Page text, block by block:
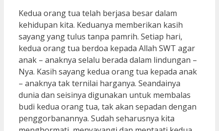
Kedua orang tua telah berjasa besar dalam
kehidupan kita. Keduanya memberikan kasih
sayang yang tulus tanpa pamrih. Setiap hari,
kedua orang tua berdoa kepada Allah SWT agar
anak – anaknya selalu berada dalam lindungan –
Nya. Kasih sayang kedua orang tua kepada anak
– anaknya tak ternilai harganya. Seandainya
dunia dan seisinya digunakan untuk membalas
budi kedua orang tua, tak akan sepadan dengan
penggorbanannya. Sudah seharusnya kita